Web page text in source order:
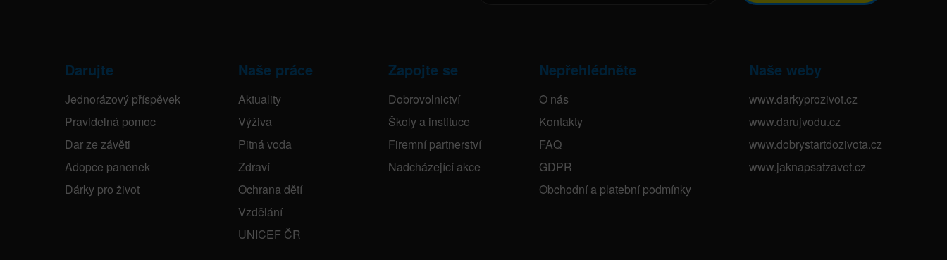
Darujte
Jednorázový příspěvek
Pravidelná pomoc
Dar ze závěti
Adopce panenek
Dárky pro život
Naše práce
Aktuality
Výživa
Pitná voda
Zdraví
Ochrana dětí
Vzdělání
UNICEF ČR
Zapojte se
Dobrovolnictví
Školy a instituce
Firemní partnerství
Nadcházející akce
Nepřehlédněte
O nás
Kontakty
FAQ
GDPR
Obchodní a platební podmínky
Naše weby
www.darkyprozivot.cz
www.darujvodu.cz
www.dobrystartdozivota.cz
www.jaknapsatzavet.cz